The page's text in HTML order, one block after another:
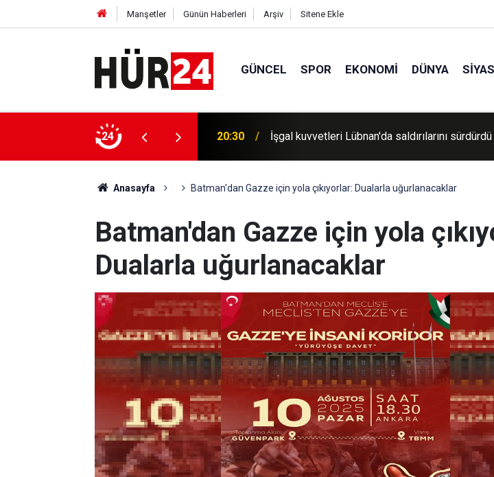
Manşetler Günün Haberleri Arşiv Sitene Ekle
GÜNCEL SPOR EKONOMI DÜNYA
24
20 baskın ve saldırı düzenledi 20:30 İşgal kuvvetleri Lübnan'da saldırılarını sürdürdü
Anasayfa Batman'dan Gazze için yola çıkıyorlar: Dualarla uğurlanacaklar
Batman'dan Gazze için yola
Dualarla uğurlanacaklar